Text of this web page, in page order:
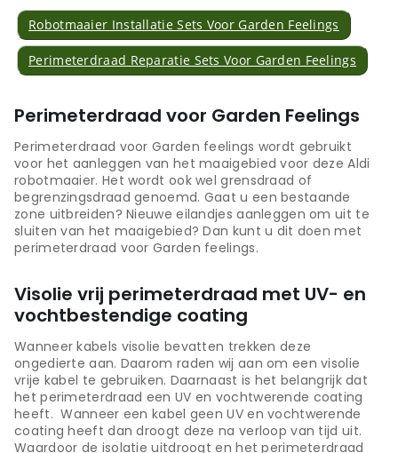
Robotmaaier Installatie Sets Voor Garden Feelings
Perimeterdraad Reparatie Sets Voor Garden Feelings
Perimeterdraad voor Garden Feelings
Perimeterdraad voor Garden feelings wordt gebruikt
voor het aanleggen van het maaigebied voor deze Aldi
robotmaaier. Het wordt ook wel grensdraad of
begrenzingsdraad genoemd. Gaat u een bestaande
zone uitbreiden? Nieuwe eilandjes aanleggen om uit te
sluiten van het maaigebied? Dan kunt u dit doen met
perimeterdraad voor Garden feelings.
Visolie vrij perimeterdraad met UV- en
vochtbestendige coating
Wanneer kabels visolie bevatten trekken deze
ongedierte aan. Daarom raden wij aan om een visolie
vrije kabel te gebruiken. Daarnaast is het belangrijk dat
het perimeterdraad een UV en vochtwerende coating
heeft. Wanneer een kabel geen UV en vochtwerende
coating heeft dan droogt deze na verloop van tijd uit.
Waardoor de isolatie uitdroogt en het perimeterdraad